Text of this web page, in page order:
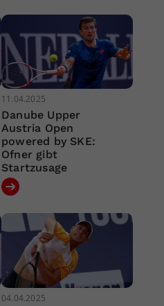
11.04.2025
Danube Upper
Austria Open
powered by SKE:
Ofner gibt
Startzusage
04.04.2025